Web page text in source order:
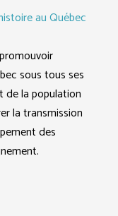
au Québec
sous tous ses
de la population
la transmission
des